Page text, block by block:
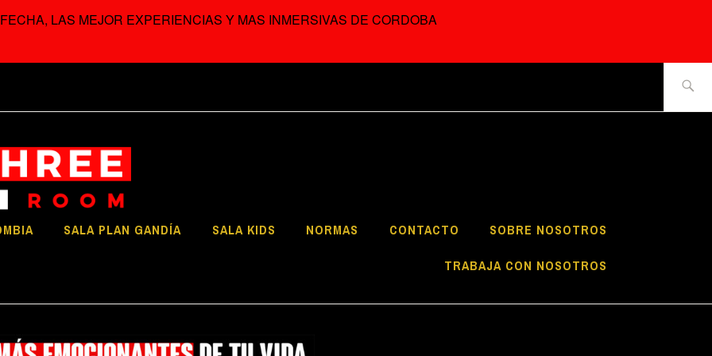
LAS MEJOR EXPERIENCIAS Y MAS INMERSIVAS DE CORDOBA
THE THREE LA CASA DE
SALA PLAN GANDÍA SALA KIDS NORMAS CONTACTO SOBRE NOSOTROS
TRABAJA CON NOSOTROS